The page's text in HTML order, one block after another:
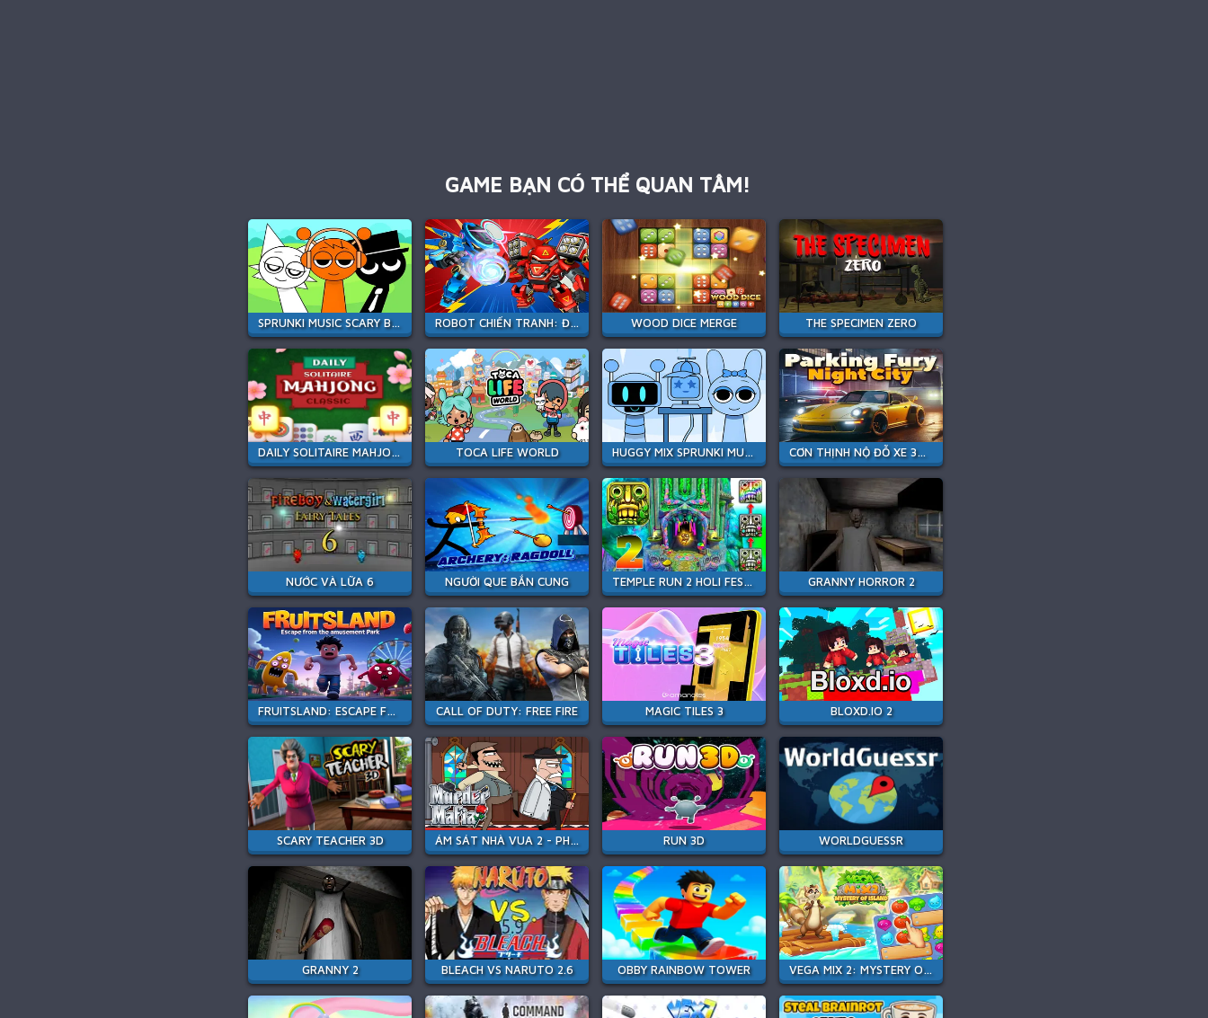
GAME BẠN CÓ THỂ QUAN TÂM!
SPRUNKI MUSIC SCARY BEAT BOX ROBOT CHIẾN TRANH: ĐẤU TRƯỜNG MÁY MÓC WOOD DICE MERGE THE SPECIMEN ZERO
DAILY SOLITAIRE MAHJONG CLASSIC TOCA LIFE WORLD HUGGY MIX SPRUNKI MUSIC BOX CƠN THỊNH NỘ ĐỖ XE 3D: THÀNH PHỐ ĐÊM
NƯỚC VÀ LỮA 6 NGƯỜI QUE BẮN CUNG TEMPLE RUN 2 HOLI FESTIVAL GRANNY HORROR 2
FRUITSLAND: ESCAPE FROM THE AMUSEMENT PARK CALL OF DUTY: FREE FIRE MAGIC TILES 3 BLOXD.IO 2
SCARY TEACHER 3D ÁM SÁT NHÀ VUA 2 - PHIÊN BẢN MAFIA RUN 3D WORLDGUESSR
GRANNY 2 BLEACH VS NARUTO 2.6 OBBY RAINBOW TOWER VEGA MIX 2: MYSTERY OF ISLAND